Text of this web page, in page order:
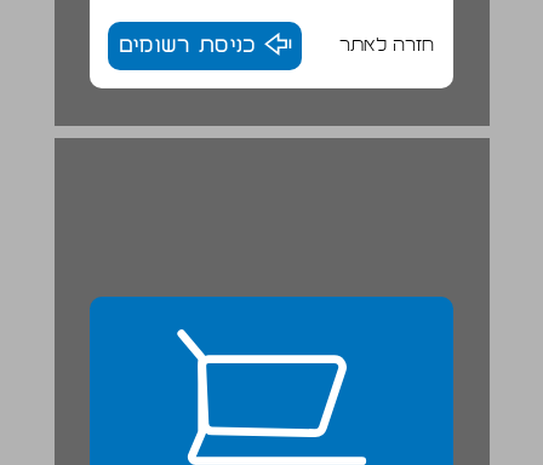
חזרה לאתר כניסת רשומים
מָקוֹם לְכֻלָנוּ ... 23